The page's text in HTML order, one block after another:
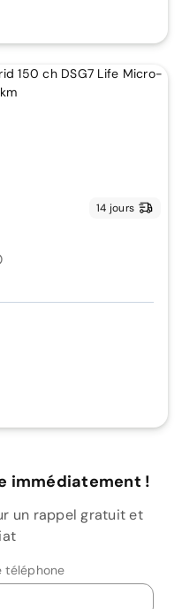
14 jours
immédiatement !
un rappel gratuit et
téléphone